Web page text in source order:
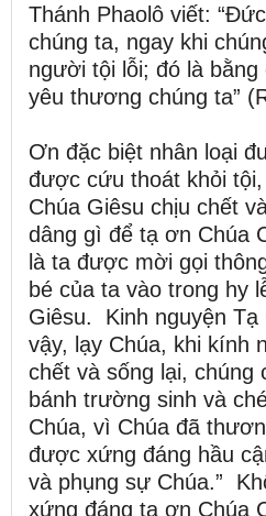
Thánh Phaolô viết:
chúng ta, ngay khi
người tội lỗi; đó là
yêu thương chúng ta”
Ơn đặc biệt nhân loại
được cứu thoát khỏi
Chúa Giêsu chịu chết
dâng gì để tạ ơn Chúa
là ta được mời gọi
bé của ta vào trong hy
Giêsu. Kinh nguyện Tạ
vậy, lạy Chúa, khi kính
chết và sống lại, chúng
bánh trường sinh và
Chúa, vì Chúa đã
được xứng đáng hầu
và phụng sự Chúa.”
xứng đáng tạ ơn Chúa